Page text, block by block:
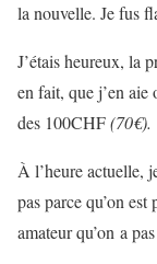
la nouvelle. Je fus
J’étais heureux, la
en fait, que j’en aie
des 100CHF(70€).
À l’heure actuelle,
pas parce qu’on
amateur qu’on a